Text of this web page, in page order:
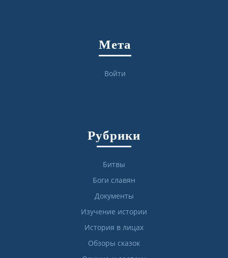
Мета
Войти
Рубрики
Битвы
Боги славян
Документы
Изучение истории
История в лицах
Обзоры сказок